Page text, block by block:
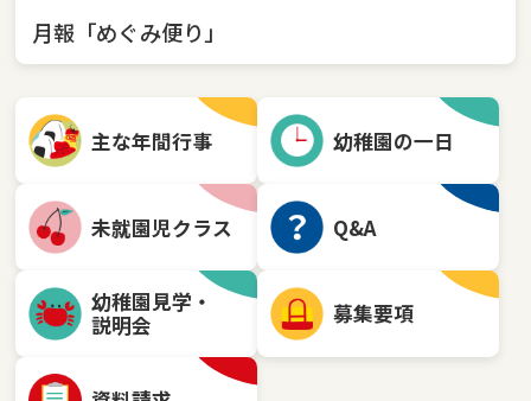
月報「めぐみ便り」
主な年間行事 幼稚園の一日
未就園児クラス Q&A
幼稚園見学・
説明会
募集要項